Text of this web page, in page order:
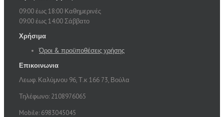
09:00 έως 18:00 Καθημερινές
09:00 έως 14:00 Σάββατο
Χρήσιμα
Όροι & προϋποθέσεις χρήσης
Επικοινωνια
Λεωφ. Καλύμνου 96, Τ.κ 166 73, Βούλα
Τηλέφωνο: 2108976065
Mobile: 6983045045